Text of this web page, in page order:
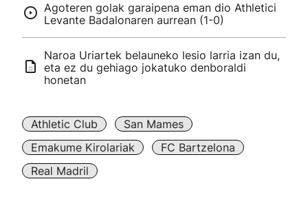
Agoteren golak garaipena eman dio Athletici
Levante Badalonaren aurrean (1-0)
Naroa Uriartek belauneko lesio larria izan du,
eta ez du gehiago jokatuko denboraldi
honetan
Athletic Club
San Mames
Emakume Kirolariak
FC Bartzelona
Real Madril